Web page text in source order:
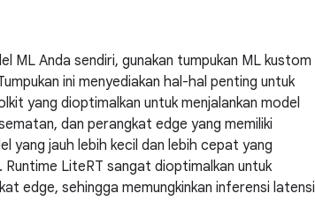
ML Anda sendiri, gunakan tumpukan ML kustom
ini menyediakan hal-hal penting untuk
yang dioptimalkan untuk menjalankan model
dan perangkat edge yang memiliki
yang jauh lebih kecil dan lebih cepat yang
Runtime LiteRT sangat dioptimalkan untuk
edge, sehingga memungkinkan inferensi latensi